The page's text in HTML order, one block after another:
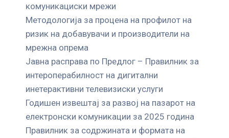
комуникациски мрежи
Mетодологија за процена на профилот на
ризик на добавувачи и производители на
мрежна опрема
Јавна расправа по Предлог – Правилник за
интероперабилност на дигитални
инетерактивни телевизиски услуги
Годишен извештај за развој на пазарот на
електронски комуникации за 2025 година
Правилник за содржината и формата на